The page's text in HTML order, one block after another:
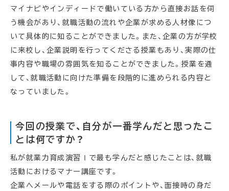
マイナビやインディードで働いている方から直接お話を伺
う機会があり、就職活動の流れや企業が求める人材像につ
いて具体的に知ることができました。また、企業の方が学校
に来校し、企業説明を行ってくださる授業もあり、実際の仕
事内容や職場の雰囲気を知ることができました。授業を通
して、就職活動に向けた準備を段階的に進められる内容と
なっていました。
今回の授業で、自分が一番学んだと思ったこ
とは何ですか？
私が就業力育成演習Ⅰで最も学んだと感じたことは、就職
活動におけるマナー講座です。
企業へメールや電話をする際のポイントや、面接時の身だ